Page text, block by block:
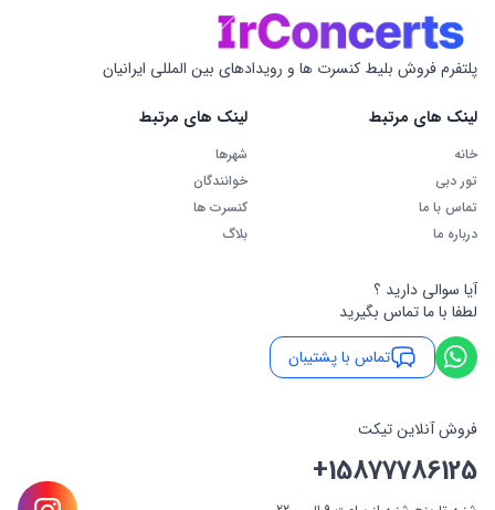
پلتفرم فروش بلیط کنسرت ها و رویدادهای بین المللی ایرانیان
لینک های مرتبط
خانه
تور دبی
تماس با ما
درباره ما
لینک های مرتبط
شهرها
خوانندگان
کنسرت ها
بلاگ
آیا سوالی دارید ؟
لطفا با ما تماس بگیرید
تماس با پشتیبان
فروش آنلاین تیکت
+15877786125